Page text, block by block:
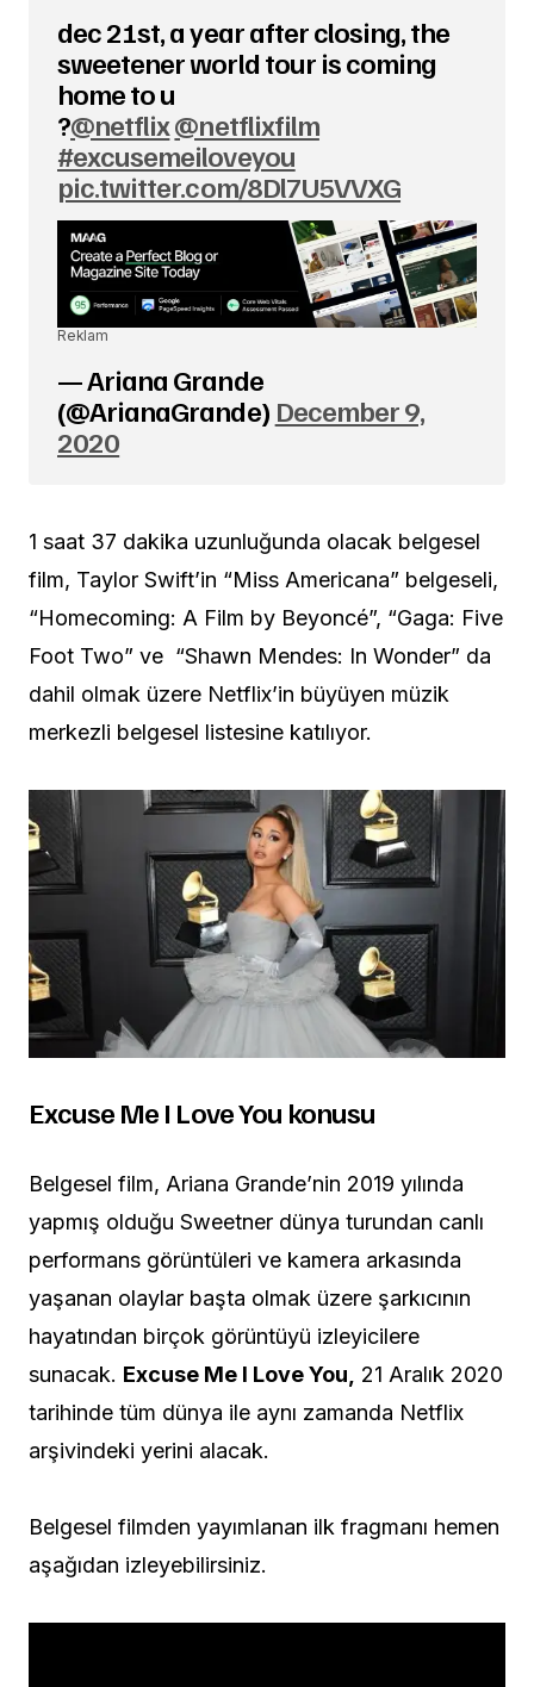
dec 21st, a year after closing, the
sweetener world tour is coming
home to u
?@netflix@netflixfilm
#excusemeiloveyou
pic.twitter.com/8Dl7U5VVXG
Reklam
— Ariana Grande
(@ArianaGrande) December 9,
2020
1 saat 37 dakika uzunluğunda olacak belgesel
film, Taylor Swift’in “Miss Americana” belgeseli,
“Homecoming: A Film by Beyoncé”, “Gaga: Five
Foot Two” ve “Shawn Mendes: In Wonder” da
dahil olmak üzere Netflix’in büyüyen müzik
merkezli belgesel listesine katılıyor.
Excuse Me I Love You konusu
Belgesel film, Ariana Grande’nin 2019 yılında
yapmış olduğu Sweetner dünya turundan canlı
performans görüntüleri ve kamera arkasında
yaşanan olaylar başta olmak üzere şarkıcının
hayatından birçok görüntüyü izleyicilere
sunacak. Excuse Me I Love You, 21 Aralık 2020
tarihinde tüm dünya ile aynı zamanda Netflix
arşivindeki yerini alacak.
Belgesel filmden yayımlanan ilk fragmanı hemen
aşağıdan izleyebilirsiniz.